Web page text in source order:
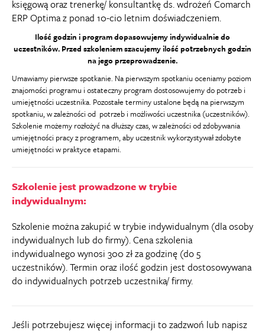
księgową oraz trenerkę/ konsultantkę ds. wdrożeń Comarch
ERP Optima z ponad 10-cio letnim doświadczeniem.
Ilość godzin i program dopasowujemy indywidualnie do
uczestników. Przed szkoleniem szacujemy ilość potrzebnych godzin
na jego przeprowadzenie.
Umawiamy pierwsze spotkanie. Na pierwszym spotkaniu oceniamy poziom
znajomości programu i ostateczny program dostosowujemy do potrzeb i
umiejętności uczestnika. Pozostałe terminy ustalone będą na pierwszym
spotkaniu, w zależności od potrzeb i możliwości uczestnika (uczestników).
Szkolenie możemy rozłożyć na dłuższy czas, w zależności od zdobywania
umiejętności pracy z programem, aby uczestnik wykorzystywał zdobyte
umiejętności w praktyce etapami.
Szkolenie jest prowadzone w trybie
indywidualnym:
Szkolenie można zakupić w trybie indywidualnym (dla osoby
indywidualnych lub do firmy). Cena szkolenia
indywidualnego wynosi 300 zł za godzinę (do 5
uczestników). Termin oraz ilość godzin jest dostosowywana
do indywidualnych potrzeb uczestnika/ firmy.
Jeśli potrzebujesz więcej informacji to zadzwoń lub napisz